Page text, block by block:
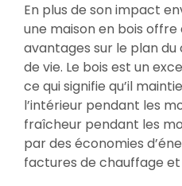
En plus de son impact
une maison en bois
avantages sur le plan
de vie. Le bois est un
ce qui signifie qu’il
l’intérieur pendant les
fraîcheur pendant les
par des économies
factures de chauffage